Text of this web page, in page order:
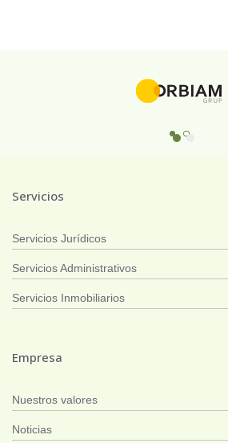
Servicios
Servicios Jurídicos
Servicios Administrativos
Servicios Inmobiliarios
Empresa
Nuestros valores
Noticias